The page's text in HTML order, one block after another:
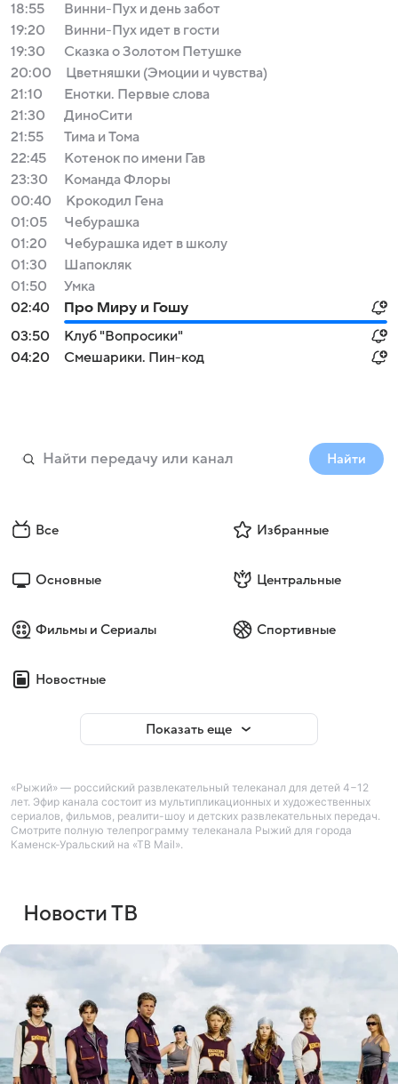
18:55
Винни-Пух и день забот
19:20
Винни-Пух идет в гости
19:30
Сказка о Золотом Петушке
20:00
Цветняшки (Эмоции и чувства)
21:10
Енотки. Первые слова
21:30
ДиноСити
21:55
Тима и Тома
22:45
Котенок по имени Гав
23:30
Команда Флоры
00:40
Крокодил Гена
01:05
Чебурашка
01:20
Чебурашка идет в школу
01:30
Шапокляк
01:50
Умка
02:40
Про Миру и Гошу
03:50
Клуб "Вопросики"
04:20
Смешарики. Пин-код
Найти
Все Избранные
Основные Центральные
Фильмы и Сериалы Спортивные
Новостные
Показать еще
«Рыжий» — российский развлекательный телеканал для детей 4−12
лет. Эфир канала состоит из мультипликационных и художественных
сериалов, фильмов, реалити-шоу и детских развлекательных передач.
Смотрите полную телепрограмму телеканала Рыжий для города
Каменск-Уральский на «ТВ Mail».
Новости ТВ